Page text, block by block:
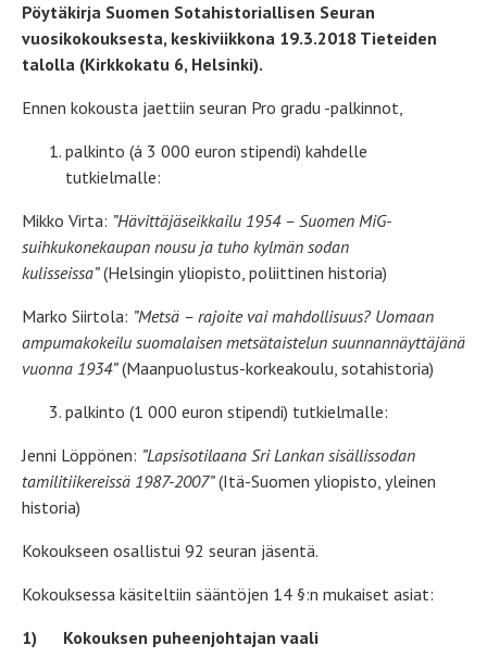
Pöytäkirja Suomen Sotahistoriallisen Seuran
vuosikokouksesta, keskiviikkona 19.3.2018 Tieteiden
talolla (Kirkkokatu 6, Helsinki).
Ennen kokousta jaettiin seuran Pro gradu -palkinnot,
palkinto (á 3 000 euron stipendi) kahdelle
tutkielmalle:
Mikko Virta: ”Hävittäjäseikkailu 1954 – Suomen MiG-
suihkukonekaupan nousu ja tuho kylmän sodan
kulisseissa”(Helsingin yliopisto, poliittinen historia)
Marko Siirtola: ”Metsä – rajoite vai mahdollisuus? Uomaan
ampumakokeilu suomalaisen metsätaistelun suunnannäyttäjänä
vuonna 1934”(Maanpuolustus-korkeakoulu, sotahistoria)
palkinto (1 000 euron stipendi) tutkielmalle:
Jenni Löppönen: ”Lapsisotilaana Sri Lankan sisällissodan
tamilitiikereissä 1987-2007”(Itä-Suomen yliopisto, yleinen
historia)
Kokoukseen osallistui 92 seuran jäsentä.
Kokouksessa käsiteltiin sääntöjen 14 §:n mukaiset asiat:
1) Kokouksen puheenjohtajan vaali